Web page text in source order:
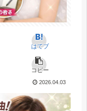
はてブ
コピー
2026.04.03